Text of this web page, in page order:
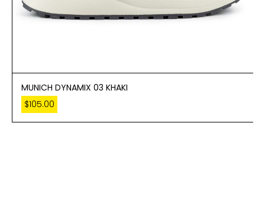
MUNICH DYNAMIX 03 KHAKI
$105.00